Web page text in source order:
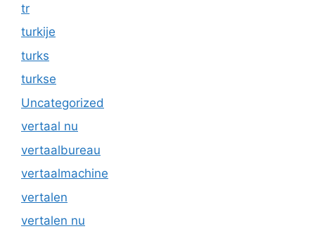
tr
turkije
turks
turkse
Uncategorized
vertaal nu
vertaalbureau
vertaalmachine
vertalen
vertalen nu